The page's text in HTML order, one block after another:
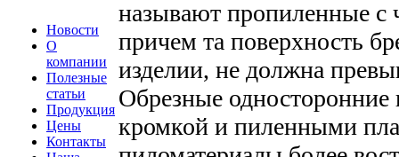
Новости
О
компании
Полезные
статьи
Продукция
Цены
Контакты
называют пропиленные с
причем та поверхность
изделии, не должна
Обрезные
кромкой и пиленными